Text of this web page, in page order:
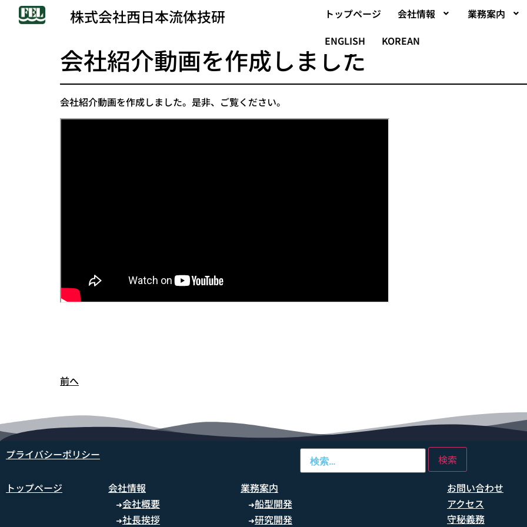
トップページ 会社情報
業務案内
ENGLISH
KOREAN
株式会社西日本流体技研
会社紹介動画を作成しました
会社紹介動画を作成しました。是非、ご覧ください。
前へ
プライバシーポリシー
トップページ 会社情報
➜会社概要
➜社長挨拶
業務案内
➜船型開発
➜研究開発
お問い合わせ
アクセス
守秘義務